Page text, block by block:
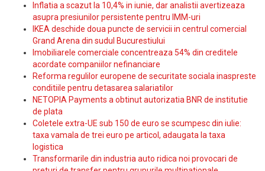
Inflatia a scazut la 10,4% in iunie, dar analistii avertizeaza
asupra presiunilor persistente pentru IMM-uri
IKEA deschide doua puncte de servicii in centrul comercial
Grand Arena din sudul Bucurestiului
Imobiliarele comerciale concentreaza 54% din creditele
acordate companiilor nefinanciare
Reforma regulilor europene de securitate sociala inaspreste
conditiile pentru detasarea salariatilor
NETOPIA Payments a obtinut autorizatia BNR de institutie
de plata
Coletele extra-UE sub 150 de euro se scumpesc din iulie:
taxa vamala de trei euro pe articol, adaugata la taxa
logistica
Transformarile din industria auto ridica noi provocari de